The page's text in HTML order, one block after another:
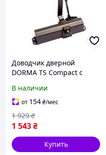
Доводчик дверной
DORMA TS Compact с
коричневый (Германия)
В наличии
от 154₴/мес
1 543₴
1 929 ₴
Купить